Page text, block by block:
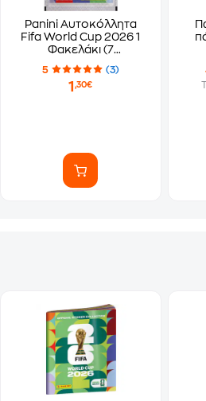
Panini Αυτοκόλλητα
Fifa World Cup 2026 1
Φακελάκι (7
Αυτοκόλλητα)
5 (3)
1,30€